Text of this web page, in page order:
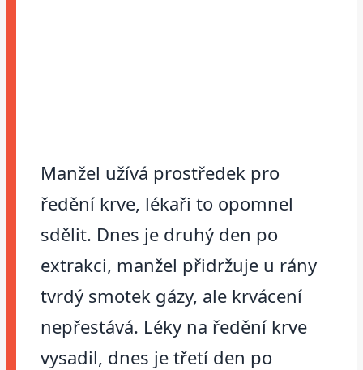
Manžel užívá prostředek pro
ředění krve, lékaři to opomnel
sdělit. Dnes je druhý den po
extrakci, manžel přidržuje u rány
tvrdý smotek gázy, ale krvácení
nepřestává. Léky na ředění krve
vysadil, dnes je třetí den po